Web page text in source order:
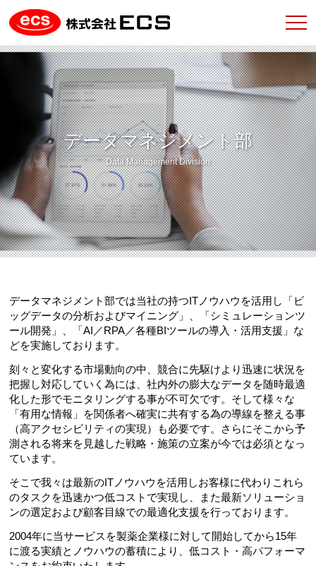
データマネジメント部
Data Management Division
データマネジメント部では当社の持つITノウハウを活用し「ビ
ッグデータの分析およびマイニング」、「シミュレーションツ
ール開発」、「AI／RPA／各種BIツールの導入・活用支援」な
どを実施しております。
刻々と変化する市場動向の中、競合に先駆けより迅速に状況を
把握し対応していく為には、社内外の膨大なデータを随時最適
化した形でモニタリングする事が不可欠です。そして様々な
「有用な情報」を関係者へ確実に共有する為の導線を整える事
（高アクセシビリティの実現）も必要です。さらにそこから予
測される将来を見越した戦略・施策の立案が今では必須となっ
ています。
そこで我々は最新のITノウハウを活用しお客様に代わりこれら
のタスクを迅速かつ低コストで実現し、また最新ソリューショ
ンの選定および顧客目線での最適化支援を行っております。
2004年に当サービスを製薬企業様に対して開始してから15年
に渡る実績とノウハウの蓄積により、低コスト・高パフォーマ